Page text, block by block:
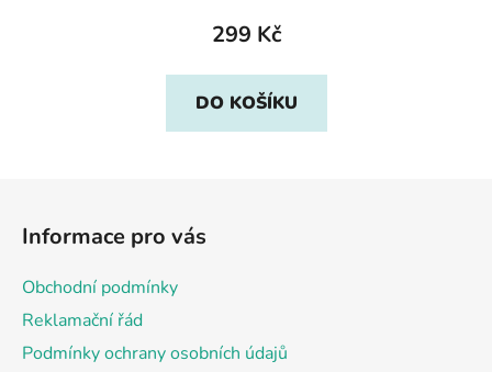
299 Kč
DO KOŠÍKU
Informace pro vás
Obchodní podmínky
Reklamační řád
Podmínky ochrany osobních údajů